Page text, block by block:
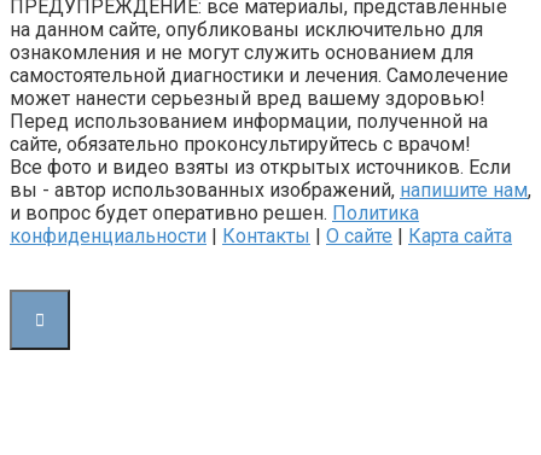
ПРЕДУПРЕЖДЕНИЕ: все материалы, представленные
на данном сайте, опубликованы исключительно для
ознакомления и не могут служить основанием для
самостоятельной диагностики и лечения. Самолечение
может нанести серьезный вред вашему здоровью!
Перед использованием информации, полученной на
сайте, обязательно проконсультируйтесь с врачом!
Все фото и видео взяты из открытых источников. Если
вы - автор использованных изображений, напишите нам,
и вопрос будет оперативно решен. Политика
конфиденциальности | Контакты | О сайте | Карта сайта